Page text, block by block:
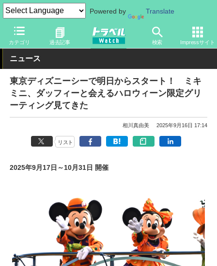
Powered by Translate
カテゴリ 過去記事 検索 Impressサイト
トラベル Watch 旅の情報 観光地 ディズニーリゾート
ニュース
東京ディズニーシーで明日からスタート！ ミキ
ミニ、ダッフィーと会えるハロウィーン限定グリ
ーティング見てきた
相川真由美 2025年9月16日 17:14
リスト
2025年9月17日～10月31日 開催